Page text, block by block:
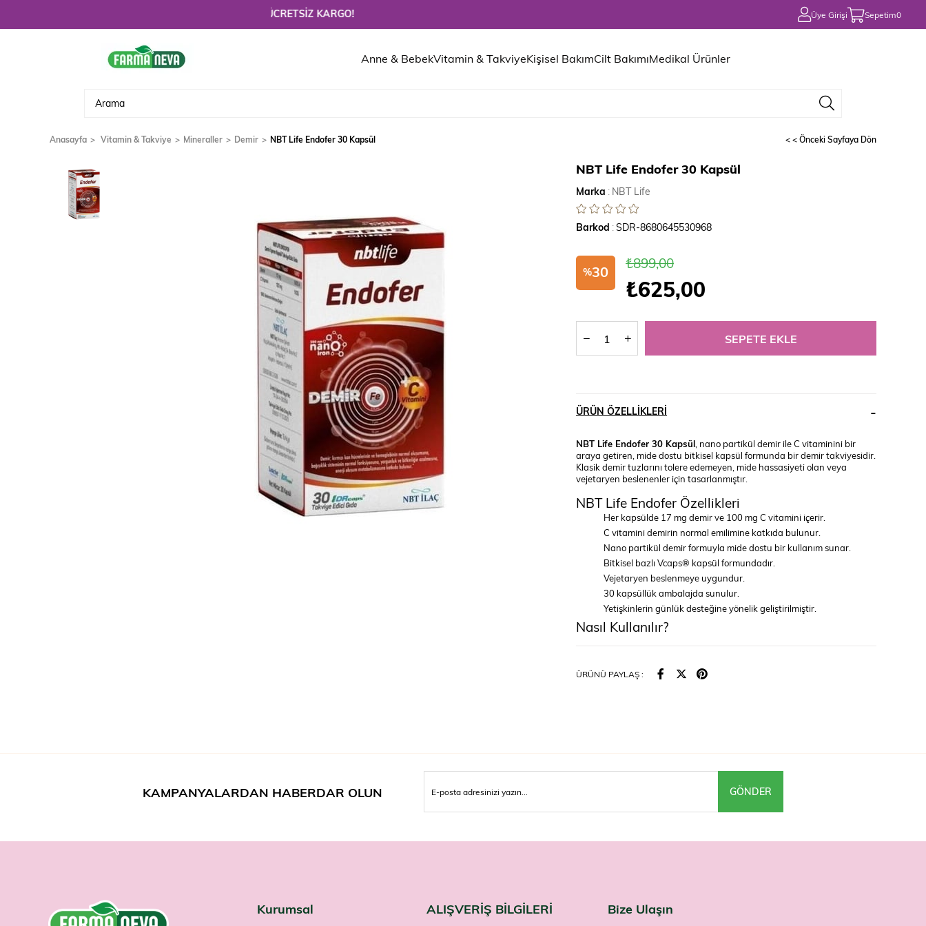
ÜCRETSİZ KARGO! Üye Girişi Sepetim0
Anne & BebekVitamin & TakviyeKişisel BakımCilt BakımıMedikal Ürünler
Anasayfa Vitamin & Takviye Mineraller Demir NBT Life Endofer 30 Kapsül < < Önceki Sayfaya Dön
NBT Life Endofer 30 Kapsül
Marka : NBT Life
Barkod :SDR-8680645530968
%30 ₺899,00
₺625,00
ÜRÜN ÖZELLIKLERI
NBT Life Endofer 30 Kapsül , nano partikül demir ile C vitaminini bir
araya getiren, mide dostu bitkisel kapsül formunda bir demir takviyesidir.
Klasik demir tuzlarını tolere edemeyen, mide hassasiyeti olan veya
vejetaryen beslenenler için tasarlanmıştır.
NBT Life Endofer Özellikleri
Her kapsülde 17 mg demir ve 100 mg C vitamini içerir.
C vitamini demirin normal emilimine katkıda bulunur.
Nano partikül demir formuyla mide dostu bir kullanım sunar.
Bitkisel bazlı Vcaps® kapsül formundadır.
Vejetaryen beslenmeye uygundur.
30 kapsüllük ambalajda sunulur.
Yetişkinlerin günlük desteğine yönelik geliştirilmiştir.
Nasıl Kullanılır?
ÜRÜNÜ PAYLAŞ :
KAMPANYALARDAN HABERDAR OLUN GÖNDER
Kurumsal ALIŞVERİŞ BİLGİLERİ Bize Ulaşın